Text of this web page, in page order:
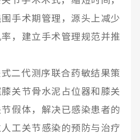
手术期管理，源头上减少
，建立手术管理规范并推
二代测序联合药敏结果策
关节骨水泥占位器和膝关
假体，解决已感染患者的
工关节感染的预防与治疗